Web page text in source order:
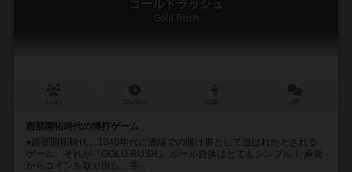
ゴールドラッシュ
Gold Rush
西部開拓時代の博打ゲーム
●西部開拓時代…1848年代に酒場での賭け事として遊ばれたとされる
ゲーム、それが『GOLD RUSH』 ルール自体はとてもシンプル！ 麻袋
からコインを取り出し、手...